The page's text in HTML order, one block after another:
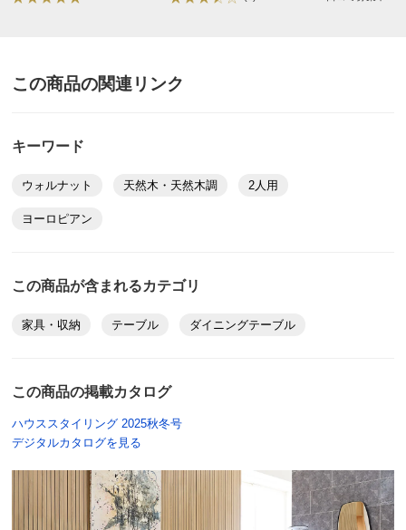
この商品の関連リンク
キーワード
ウォルナット 天然木・天然木調 2人用
ヨーロピアン
この商品が含まれるカテゴリ
家具・収納 テーブル ダイニングテーブル
この商品の掲載カタログ
ハウススタイリング 2025秋冬号
デジタルカタログを見る